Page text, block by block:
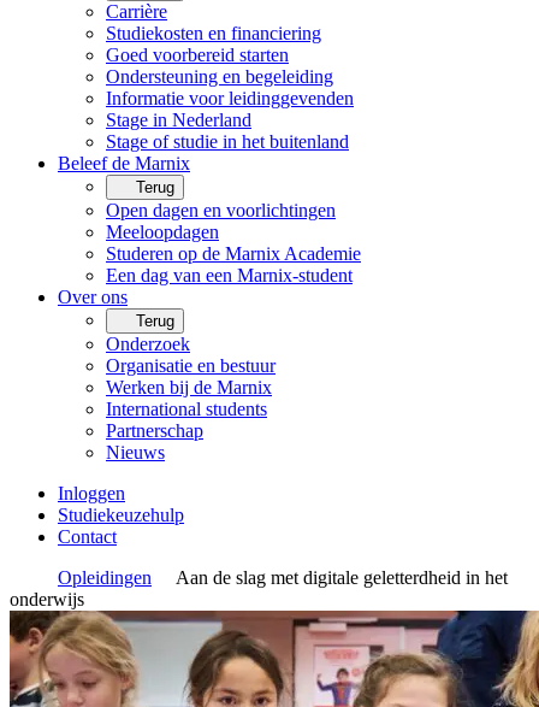
Carrière
Studiekosten en financiering
Goed voorbereid starten
Ondersteuning en begeleiding
Informatie voor leidinggevenden
Stage in Nederland
Stage of studie in het buitenland
Beleef de Marnix
Terug
Open dagen en voorlichtingen
Meeloopdagen
Studeren op de Marnix Academie
Een dag van een Marnix-student
Over ons
Terug
Onderzoek
Organisatie en bestuur
Werken bij de Marnix
International students
Partnerschap
Nieuws
Inloggen
Studiekeuzehulp
Contact
Opleidingen
Aan de slag met digitale geletterdheid in het
onderwijs